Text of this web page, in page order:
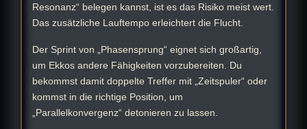
Resonanz“ belegen kannst, ist es das Risiko meist wert.
Das zusätzliche Lauftempo erleichtert die Flucht.
Der Sprint von „Phasensprung“ eignet sich großartig,
um Ekkos andere Fähigkeiten vorzubereiten. Du
bekommst damit doppelte Treffer mit „Zeitspuler“ oder
kommst in die richtige Position, um
„Parallelkonvergenz“ detonieren zu lassen.